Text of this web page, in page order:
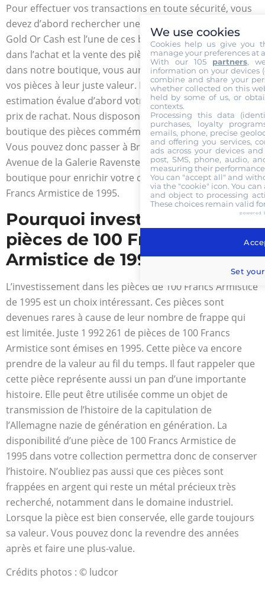
Pour effectuer vos transactions en toute sécurité, vous
devez d’abord rechercher une boutique spécialisée.
Gold Or Cash est l’une de ces boutiques qui effectuent
dans l’achat et la vente des pièces de collection. Une fois
dans notre boutique, vous aurez la garantie de vendre
vos pièces à leur juste valeur. Notre expert en
estimation évalue d’abord votre pièce avant de fixer le
prix de rachat. Nous disposons aussi dans notre
boutique des pièces commémoratives avec leur histoire.
Vous pouvez donc passer à Bruxelles à l’Espace Louise 4
Avenue de la Galerie Ravenstein où est logée notre
boutique pour enrichir votre collection de pièce de 100
Francs Armistice de 1995.
Pourquoi investir dans les
pièces de 100 Francs
Armistice de 1995
L’investissement dans les pièces de 100 Francs Armistice
de 1995 est un choix intéressant. Ces pièces sont
devenues rares à cause de leur nombre de frappe qui
est limitée. Juste 1 992 261 de pièces de 100 Francs
Armistice sont émises en 1995. Cette pièce va encore
prendre de la valeur au fil du temps. Il faut rappeler que
cette pièce représente aussi un pan d’une importante
histoire. Elle peut être utilisée comme un objet de
transmission de l’histoire de la capitulation de
l’Allemagne nazie de génération en génération. La
disponibilité d’une pièce de 100 Francs Armistice de
1995 dans votre collection permettra donc de conserver
l’histoire. N’oubliez pas aussi que ces pièces sont
frappées en argent qui reste un métal précieux très
recherché, notamment dans le domaine industriel.
Lorsque la pièce est bien conservée, elle garde toujours
sa valeur. Vous pouvez donc la revendre des années
après et faire une plus-value.
Crédits photos : © ludcor
We use cookies
Cookies help us give you
manage your preferences at
With our 105 partners,
information on your devices
combine and share your
whether collected on this
held by some of us, or
contexts.
Processing this data
purchases, loyalty
emails, phone, precise
and offering you services,
ads across your devices
post, SMS, phone, audio,
measuring their
You can "accept all" and
via the "cookie" icon. You
and object to processing
These choices remain valid
powered
Set